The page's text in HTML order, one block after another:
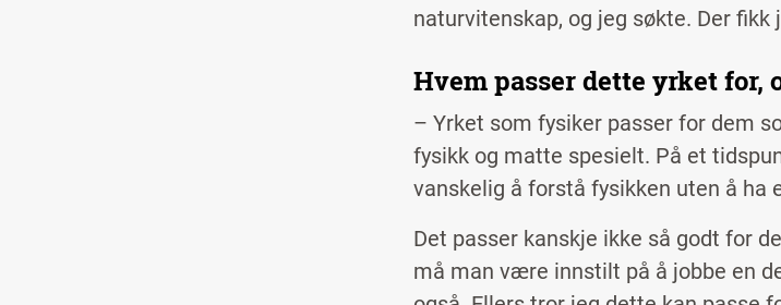
naturvitenskap, og jeg søkte. Der
Hvem passer dette yrket for,
– Yrket som fysiker passer for dem
fysikk og matte spesielt. På et
vanskelig å forstå fysikken uten å
Det passer kanskje ikke så godt for
må man være innstilt på å jobbe en